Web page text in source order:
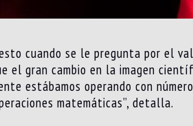
cuando se le pregunta por el
el gran cambio en la imagen
estábamos operando con
matemáticas”, detalla.